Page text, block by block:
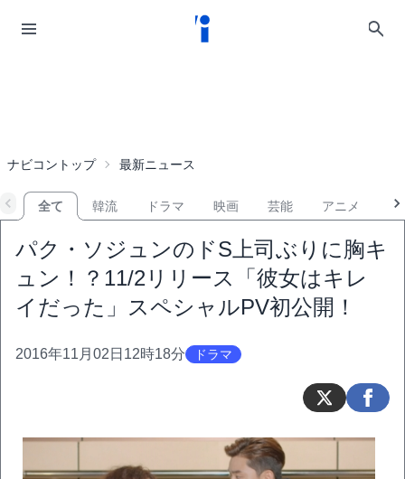
ナビコントップ 最新ニュース
全て 韓流 ドラマ 映画 芸能 アニメ
パク・ソジュンのドS上司ぶりに胸キ
ュン！？11/2リリース「彼女はキレ
イだった」スペシャルPV初公開！
2016年11月02日12時18分 ドラマ